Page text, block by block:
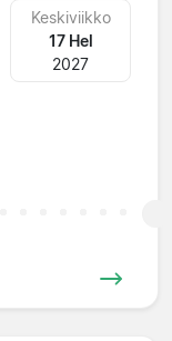
Keskiviikko
17 Hel
2027